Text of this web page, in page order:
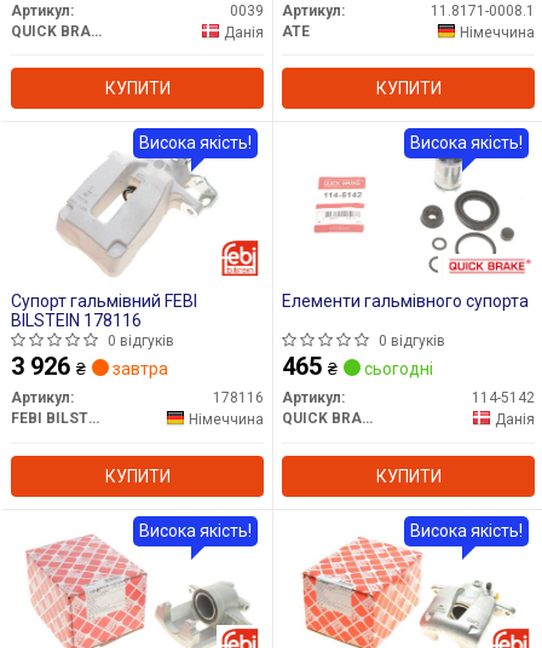
Артикул:
0039
QUICK BRAKE
Данія
КУПИТИ
Артикул:
11.8171-0008.1
ATE
Німеччина
КУПИТИ
Супорт гальмівний FEBI
BILSTEIN 178116
0 відгуків
3 926 ₴ завтра
Артикул:
178116
FEBI BILSTEIN
Німеччина
КУПИТИ
Висока якість!
Елементи гальмівного супорта
0 відгуків
465 ₴ сьогодні
Артикул:
114-5142
QUICK BRAKE
Данія
КУПИТИ
Висока якість!
Висока якість! Висока якість!